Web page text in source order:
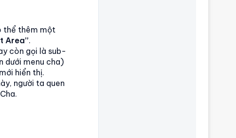
thể thêm một
Area”.
còn gọi là sub-
dưới menu cha)
hiển thị.
người ta quen